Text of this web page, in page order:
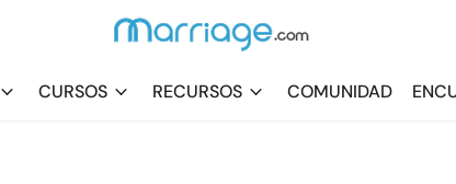
CURSOS RECURSOS COMUNIDAD